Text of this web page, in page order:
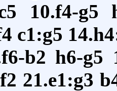
10.f4-g5
c1:g5
b2 h6-g5
21.e1:g3